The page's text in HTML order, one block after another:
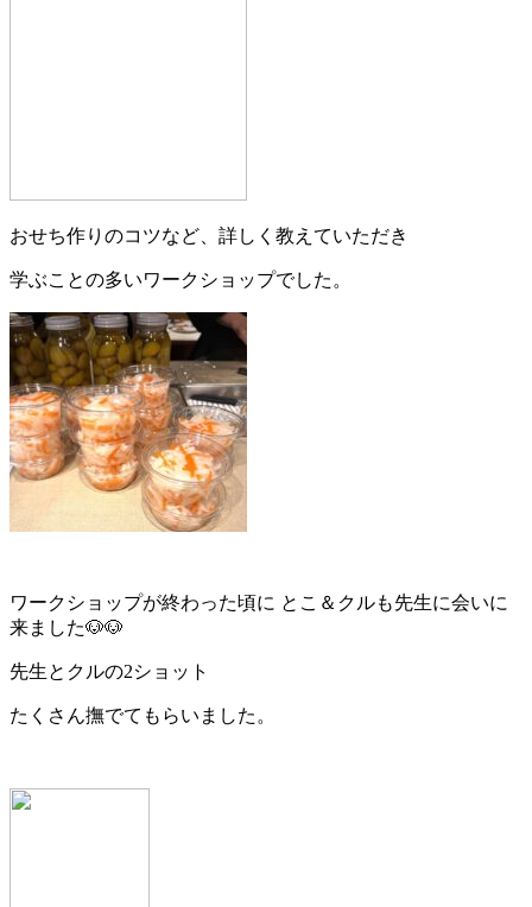
おせち作りのコツなど、詳しく教えていただき
学ぶことの多いワークショップでした。
ワークショップが終わった頃に とこ＆クルも先生に会いに
来ました🐶🐶
先生とクルの2ショット
たくさん撫でてもらいました。